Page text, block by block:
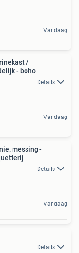
Vandaag
/
- boho
Details
Vandaag
messing -
Details
Vandaag
Details